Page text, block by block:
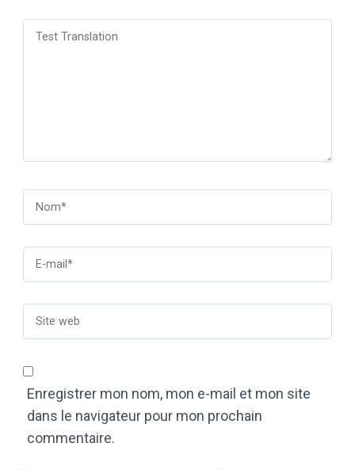
Enregistrer mon nom, mon e-mail et mon site
dans le navigateur pour mon prochain
commentaire.